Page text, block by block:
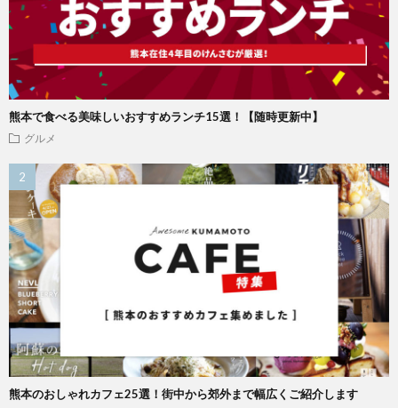
熊本で食べる美味しいおすすめランチ15選！【随時更新中】
グルメ
熊本のおしゃれカフェ25選！街中から郊外まで幅広くご紹介します